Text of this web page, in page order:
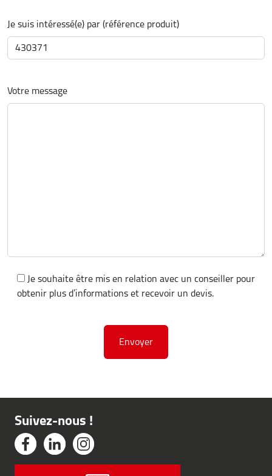
Je suis intéressé(e) par (référence produit)
Votre message
Je souhaite être mis en relation avec un conseiller pour
obtenir plus d’informations et recevoir un devis.
Suivez-nous !